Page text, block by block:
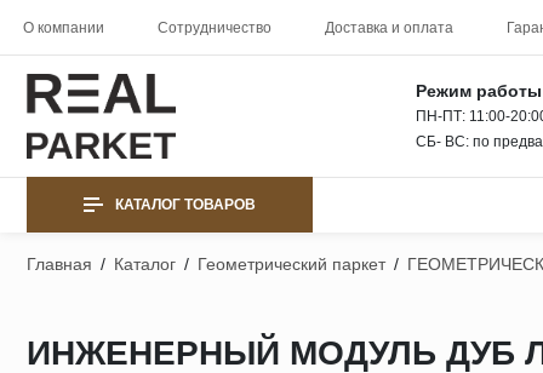
О компании Сотрудничество Доставка и оплата
Режим работы
ПН-ПТ: 11:00-
СБ- ВС: по
КАТАЛОГ ТОВАРОВ
Главная / Каталог / Геометрический паркет /
ИНЖЕНЕРНЫЙ МОДУЛЬ ДУБ